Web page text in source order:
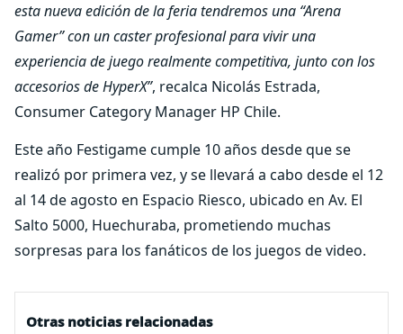
esta nueva edición de la feria tendremos una “Arena
Gamer” con un caster profesional para vivir una
experiencia de juego realmente competitiva, junto con los
accesorios de HyperX”, recalca Nicolás Estrada,
Consumer Category Manager HP Chile.
Este año Festigame cumple 10 años desde que se
realizó por primera vez, y se llevará a cabo desde el 12
al 14 de agosto en Espacio Riesco, ubicado en Av. El
Salto 5000, Huechuraba, prometiendo muchas
sorpresas para los fanáticos de los juegos de video.
Otras noticias relacionadas